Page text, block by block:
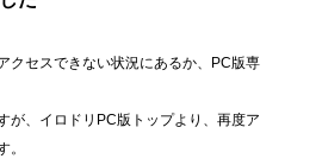
クセスできない状況にあるか、PC版専
が、イロドリPC版トップより、再度ア
。